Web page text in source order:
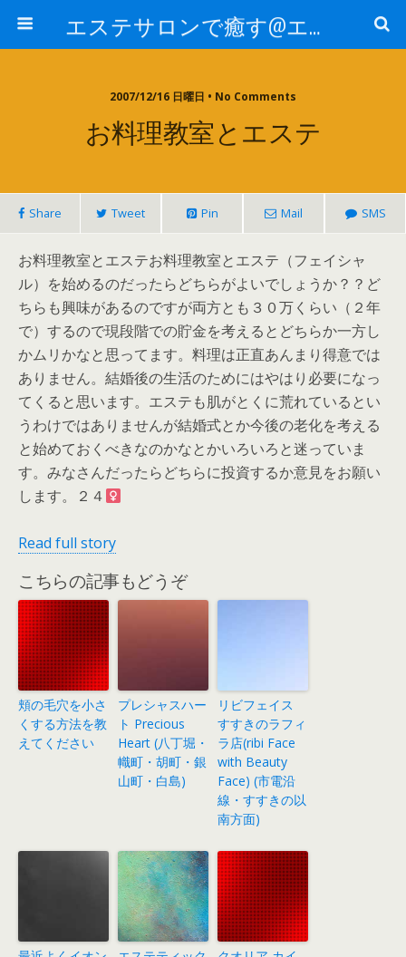
エステサロンで癒す@エステ～全国エステ情報
2007/12/16 日曜日 • No Comments
お料理教室とエステ
Share Tweet Pin Mail SMS
お料理教室とエステお料理教室とエステ（フェイシャ
ル）を始めるのだったらどちらがよいでしょうか？？ど
ちらも興味があるのですが両方とも３０万くらい（２年
で）するので現段階での貯金を考えるとどちらか一方し
かムリかなと思ってます。料理は正直あんまり得意では
ありません。結婚後の生活のためにはやはり必要になっ
てくると思います。エステも肌がとくに荒れているとい
うわけではありませんが結婚式とか今後の老化を考える
と始めておくべきなのかなとかいろいろと迷っていま
す。みなさんだったらどちらに投資するか意見をお願い
します。２４
Read full story
こちらの記事もどうぞ
頬の毛穴を小さ
くする方法を教
えてください
プレシャスハー
ト Precious
Heart (八丁堀・
幟町・胡町・銀
山町・白島)
リビフェイス
すすきのラフィ
ラ店(ribi Face
with Beauty
Face) (市電沿
線・すすきの以
南方面)